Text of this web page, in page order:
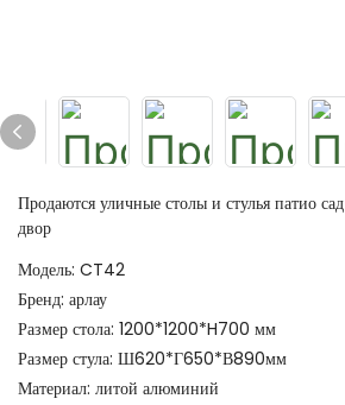
Продаются уличные столы и стулья патио
двор
Модель: CT42
Бренд: арлау
Размер стола: 1200*1200*H700 мм
Размер стула: Ш620*Г650*В890мм
Материал: литой алюминий